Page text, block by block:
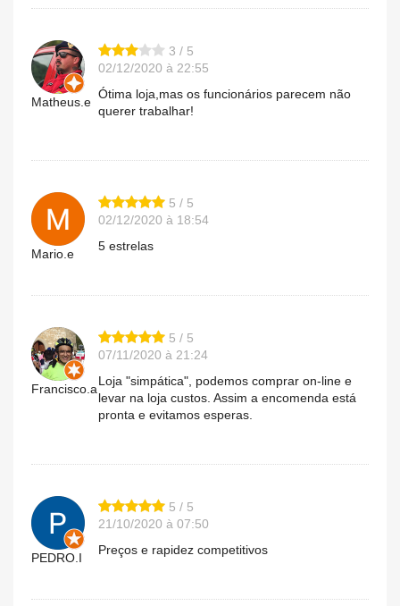
Matheus.e
3 / 5
02/12/2020 à 22:55
Ótima loja,mas os funcionários parecem não
querer trabalhar!
Mario.e
5 / 5
02/12/2020 à 18:54
5 estrelas
Francisco.a
5 / 5
07/11/2020 à 21:24
Loja "simpática", podemos comprar on-line e
levar na loja custos. Assim a encomenda está
pronta e evitamos esperas.
PEDRO.I
5 / 5
21/10/2020 à 07:50
Preços e rapidez competitivos